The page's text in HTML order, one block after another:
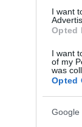
I want
Opted
I want
of my
was
Opted
Google